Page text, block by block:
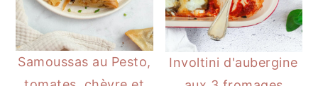
Samoussas au Pesto,
Involtini d'aubergine